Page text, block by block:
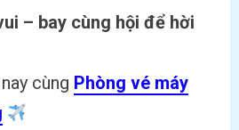
– bay cùng hội để hời
cùng Phòng vé máy